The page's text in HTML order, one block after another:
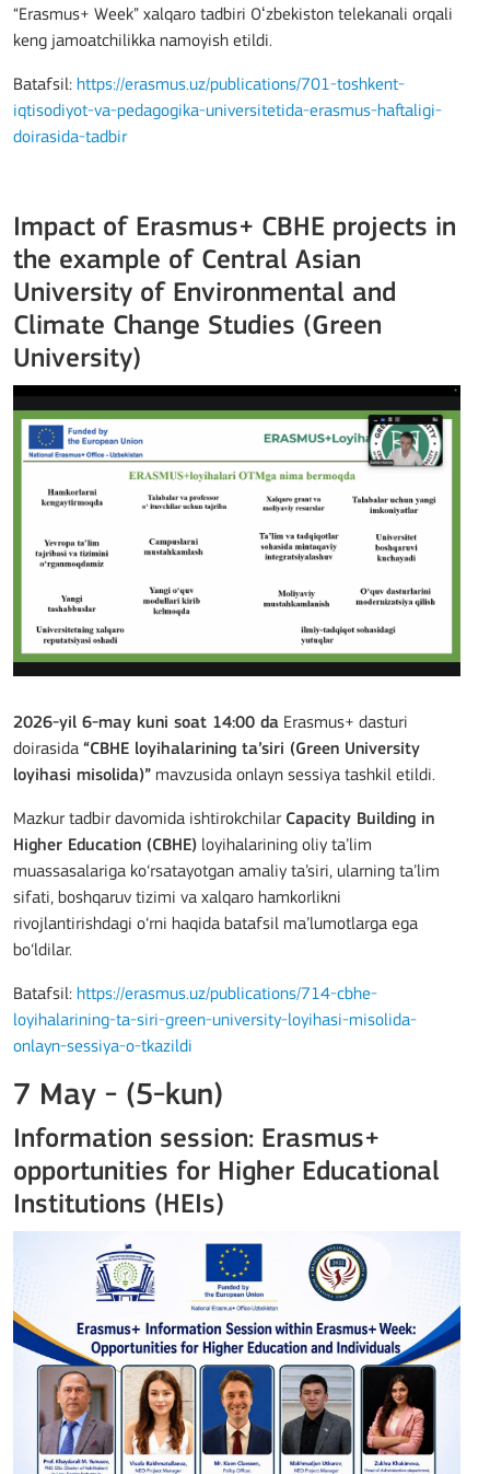
“Erasmus+ Week” xalqaro tadbiri Oʻzbekiston telekanali orqali
keng jamoatchilikka namoyish etildi.
Batafsil: https://erasmus.uz/publications/701-toshkent-
iqtisodiyot-va-pedagogika-universitetida-erasmus-haftaligi-
doirasida-tadbir
Impact of Erasmus+ CBHE projects in
the example of Central Asian
University of Environmental and
Climate Change Studies (Green
University)
2026-yil 6-may kuni soat 14:00 da Erasmus+ dasturi
doirasida “CBHE loyihalarining ta’siri (Green University
loyihasi misolida)” mavzusida onlayn sessiya tashkil etildi.
Mazkur tadbir davomida ishtirokchilar Capacity Building in
Higher Education (CBHE) loyihalarining oliy ta’lim
muassasalariga ko‘rsatayotgan amaliy ta’siri, ularning ta’lim
sifati, boshqaruv tizimi va xalqaro hamkorlikni
rivojlantirishdagi o‘rni haqida batafsil ma’lumotlarga ega
bo‘ldilar.
Batafsil: https://erasmus.uz/publications/714-cbhe-
loyihalarining-ta-siri-green-university-loyihasi-misolida-
onlayn-sessiya-o-tkazildi
7 May - (5-kun)
Information session: Erasmus+
opportunities for Higher Educational
Institutions (HEIs)